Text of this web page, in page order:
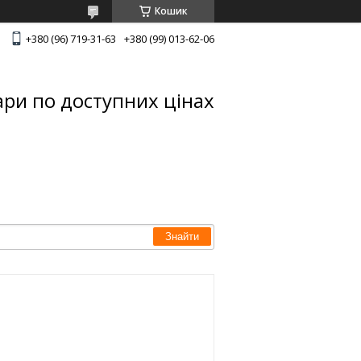
Кошик
+380 (96) 719-31-63 +380 (99) 013-62-06
по доступних цінах
Знайти